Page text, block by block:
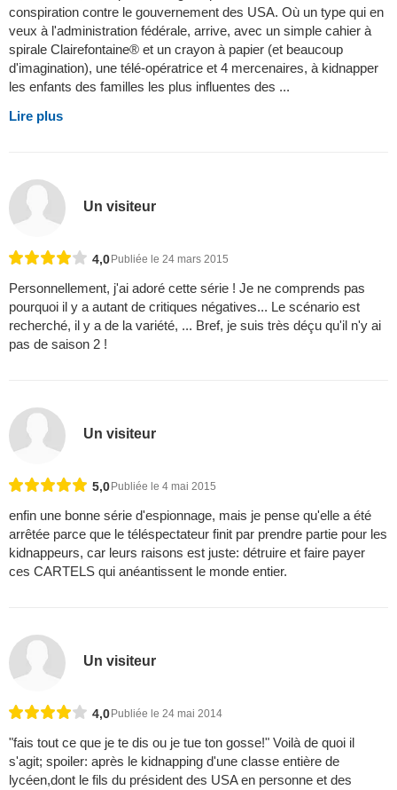
conspiration contre le gouvernement des USA. Où un type qui en
veux à l'administration fédérale, arrive, avec un simple cahier à
spirale Clairefontaine® et un crayon à papier (et beaucoup
d'imagination), une télé-opératrice et 4 mercenaires, à kidnapper
les enfants des familles les plus influentes des ...
Lire plus
Un visiteur
4,0Publiée le 24 mars 2015
Personnellement, j'ai adoré cette série ! Je ne comprends pas
pourquoi il y a autant de critiques négatives... Le scénario est
recherché, il y a de la variété, ... Bref, je suis très déçu qu'il n'y ai
pas de saison 2 !
Un visiteur
5,0Publiée le 4 mai 2015
enfin une bonne série d'espionnage, mais je pense qu'elle a été
arrêtée parce que le téléspectateur finit par prendre partie pour les
kidnappeurs, car leurs raisons est juste: détruire et faire payer
ces CARTELS qui anéantissent le monde entier.
Un visiteur
4,0 Publiée le 24 mai 2014
"fais tout ce que je te dis ou je tue ton gosse!" Voilà de quoi il
s'agit; spoiler: après le kidnapping d'une classe entière de
lycéen,dont le fils du président des USA en personne et des